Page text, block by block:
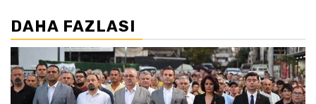
DAHA FAZLASI